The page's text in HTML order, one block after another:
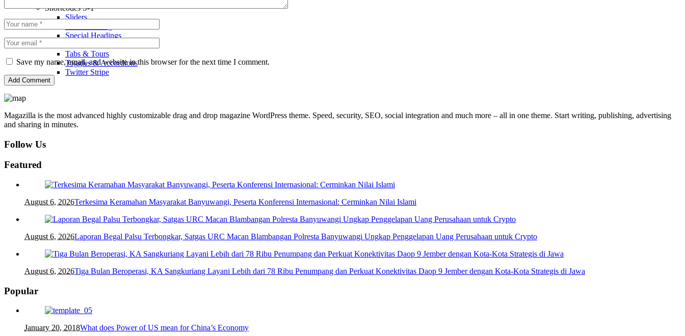
Shortcodes S-T
Sliders
Special Headings
Tabs & Tours
Toggles & Accordions
Twitter Stripe
Save my name, email, and website in this browser for the next time I comment.
Magazilla is the most advanced highly customizable drag and drop magazine WordPress theme. Speed, security, SEO, social integration and much more – all in one theme. Start writing, publishing, advertising
and sharing in minutes.
Follow Us
Featured
August 6, 2026Terkesima Keramahan Masyarakat Banyuwangi, Peserta Konferensi Internasional: Cerminkan Nilai Islami
August 6, 2026Laporan Begal Palsu Terbongkar, Satgas URC Macan Blambangan Polresta Banyuwangi Ungkap Penggelapan Uang Perusahaan untuk Crypto
August 6, 2026Tiga Bulan Beroperasi, KA Sangkuriang Layani Lebih dari 78 Ribu Penumpang dan Perkuat Konektivitas Daop 9 Jember dengan Kota-Kota Strategis di Jawa
Popular
January 20, 2018What does Power of US mean for China’s Economy